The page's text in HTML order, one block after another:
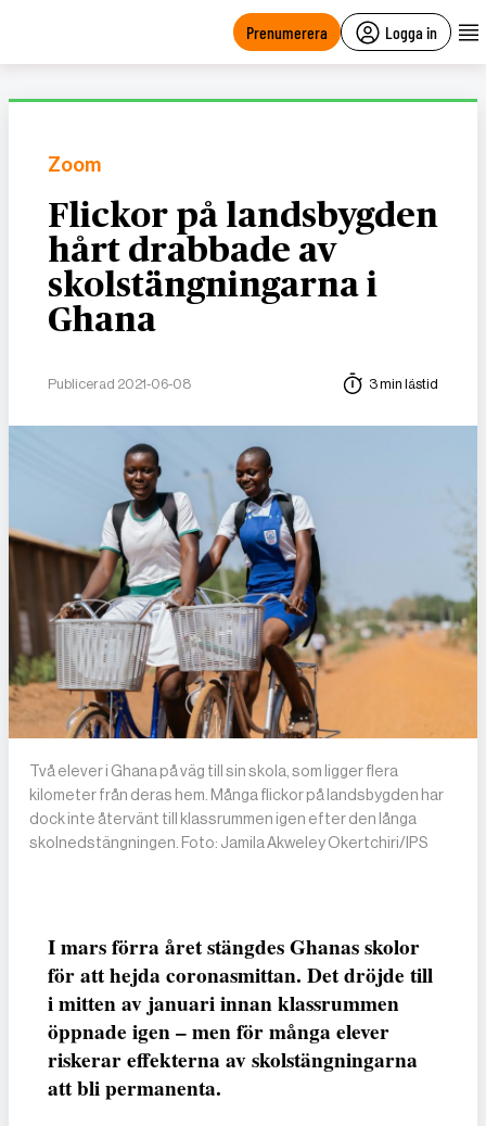
Prenumerera Logga in
Zoom
Flickor på landsbygden
hårt drabbade av
skolstängningarna i
Ghana
Publicerad 2021-06-08 3 min lästid
Två elever i Ghana på väg till sin skola, som ligger flera
kilometer från deras hem. Många flickor på landsbygden har
dock inte återvänt till klassrummen igen efter den långa
skolnedstängningen. Foto: Jamila Akweley Okertchiri/IPS
I mars förra året stängdes Ghanas skolor
för att hejda coronasmittan. Det dröjde till
i mitten av januari innan klassrummen
öppnade igen – men för många elever
riskerar effekterna av skolstängningarna
att bli permanenta.